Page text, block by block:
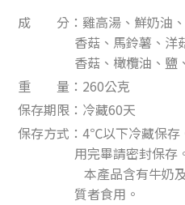
成 分：雞高湯、鮮奶油、
香菇、馬鈴薯、洋
香菇、橄欖油、鹽
重 量：260公克
保存期限：冷藏60天
保存方式：4℃以下冷藏保存
用完畢請密封保存
本產品含有牛奶
質者食用。